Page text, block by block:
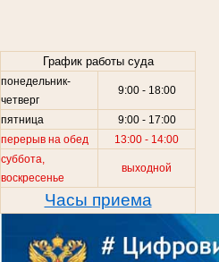
График работы суда
понедельник-
четверг
9:00 - 18:00
пятница
9:00 - 17:00
перерыв на обед
13:00 - 14:00
суббота,
воскресенье
выходной
Часы приема